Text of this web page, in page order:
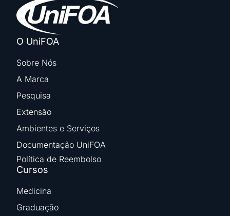
O UniFOA
Sobre Nós
A Marca
Pesquisa
Extensão
Ambientes e Serviços
Documentação UniFOA
Política de Reembolso
Cursos
Medicina
Graduação